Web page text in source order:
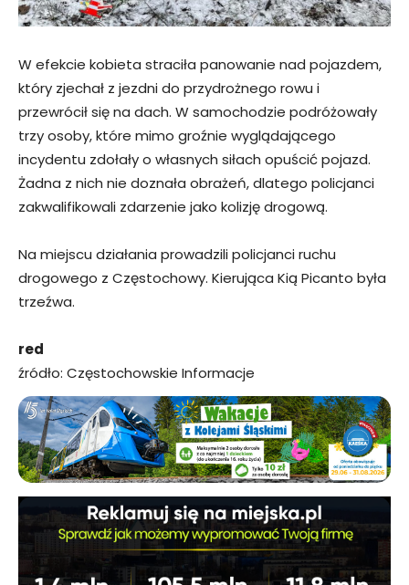
W efekcie kobieta straciła panowanie nad pojazdem,
który zjechał z jezdni do przydrożnego rowu i
przewrócił się na dach. W samochodzie podróżowały
trzy osoby, które mimo groźnie wyglądającego
incydentu zdołały o własnych siłach opuścić pojazd.
Żadna z nich nie doznała obrażeń, dlatego policjanci
zakwalifikowali zdarzenie jako kolizję drogową.
Na miejscu działania prowadzili policjanci ruchu
drogowego z Częstochowy. Kierująca Kią Picanto była
trzeźwa.
red
źródło: Częstochowskie Informacje